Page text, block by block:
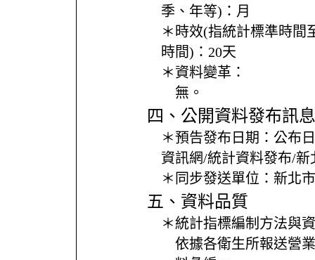
季、年等)： 月
＊時效(指統計標準時間
時間)： 20天
＊資料變革：
無。
四、公開資料發布訊息
＊預告發布日期： 公布
資訊網/統計資料發布/
＊同步發送單位： 新北
五、資料品質
＊統計指標編制方法與
依據各衛生所報送營